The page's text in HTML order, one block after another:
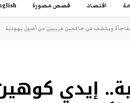
اقتصاد قصص مصورة
ويكشف عن حاكمين عربيين من أصول يهودية
إيدي